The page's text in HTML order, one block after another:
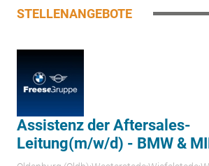
STELLENANGEBOTE
Assistenz der Aftersales-
Leitung(m/w/d) - BMW &